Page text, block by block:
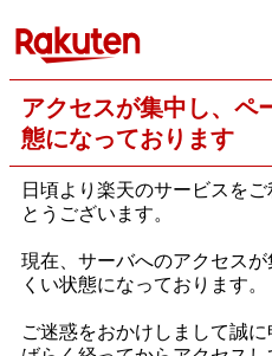
アクセスが集中し、ペ
態になっております
日頃より楽天のサービスを
とうございます。
現在、サーバへのアクセス
くい状態になっております。
ご迷惑をおかけしまして誠